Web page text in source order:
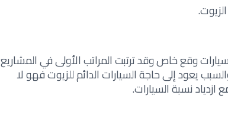
وقع خاص وقد ترتبت المراتب الأولى في المشاريع
يعود إلى حاجة السيارات الدائم للزيوت فهو لا
نسبة السيارات.